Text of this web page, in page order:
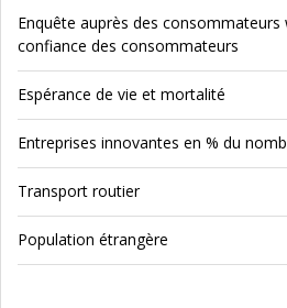
Enquête auprès des consommateurs
confiance des consommateurs
Espérance de vie et mortalité
Entreprises innovantes en % du
Transport routier
Population étrangère